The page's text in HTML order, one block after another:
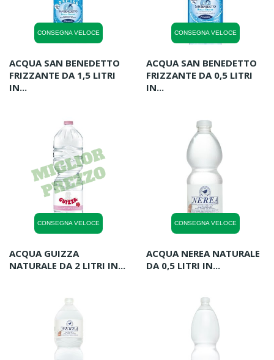
CONSEGNA VELOCE
ACQUA SAN BENEDETTO
FRIZZANTE DA 1,5 LITRI
IN...
CONSEGNA VELOCE
ACQUA SAN BENEDETTO
FRIZZANTE DA 0,5 LITRI
IN...
CONSEGNA VELOCE
ACQUA GUIZZA
NATURALE DA 2 LITRI IN...
CONSEGNA VELOCE
ACQUA NEREA NATURALE
DA 0,5 LITRI IN...